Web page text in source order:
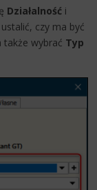
Działalność i
czy ma być
także wybrać Typ